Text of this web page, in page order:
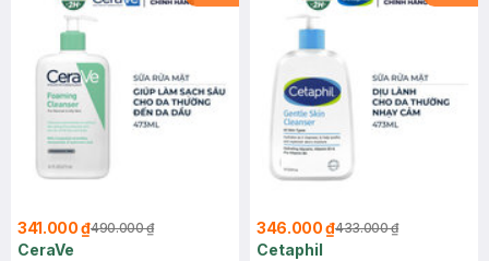
341.000 ₫490.000 ₫
CeraVe
346.000 ₫433.000 ₫
Cetaphil